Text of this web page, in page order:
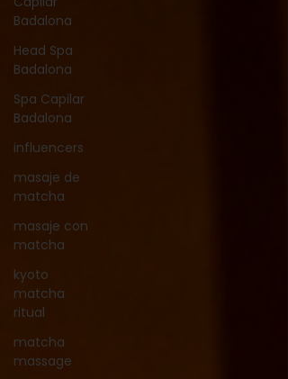
Badalona
Head Spa
Badalona
Spa Capilar
Badalona
influencers
masaje de
matcha
masaje con
matcha
kyoto
matcha
ritual
matcha
massage